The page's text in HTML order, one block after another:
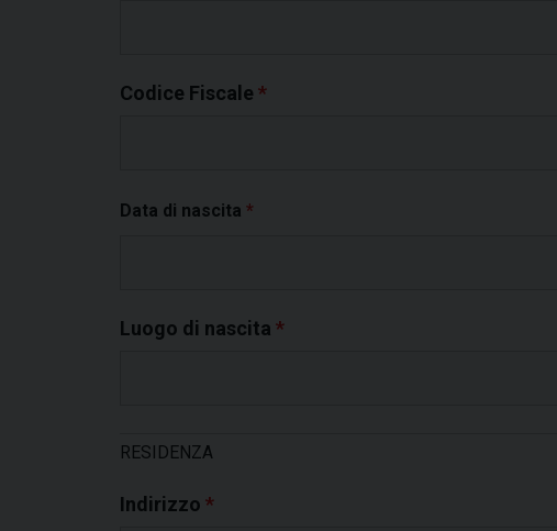
Codice Fiscale *
Data di nascita *
Luogo di nascita *
RESIDENZA
Indirizzo *